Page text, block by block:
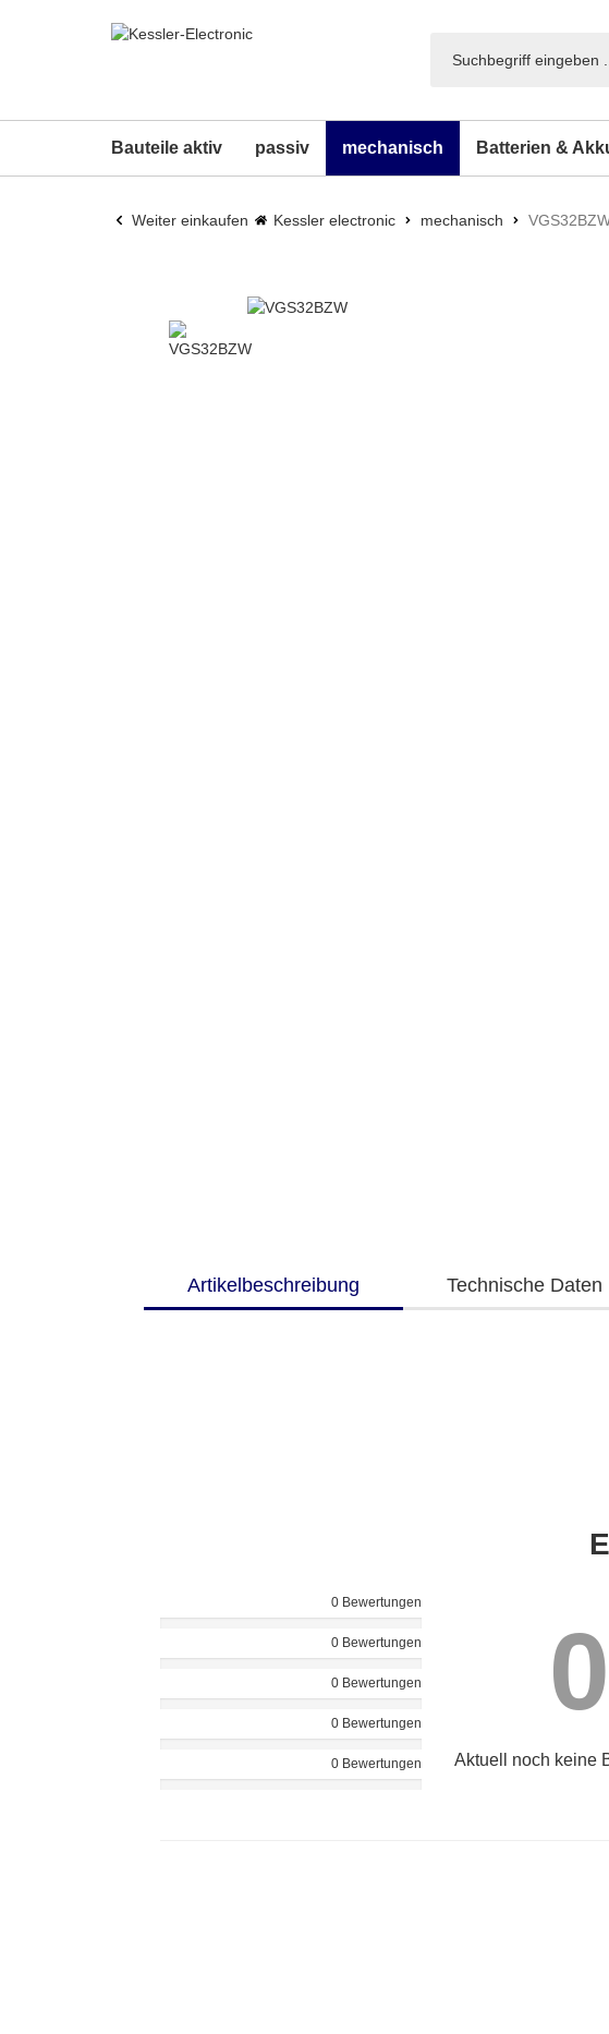
Bauteile aktiv passiv mechanisch Batterien &
Weiter einkaufen Kessler electronic mechanisch
Artikelbeschreibung Technische Daten
0 Bewertungen
0 Bewertungen
0 Bewertungen
0 Bewertungen
0 Bewertungen
0
Aktuell noch keine